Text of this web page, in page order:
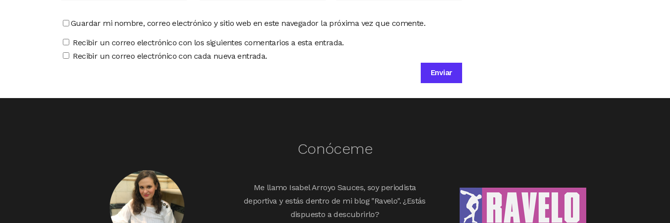
Guardar mi nombre, correo electrónico y sitio web en este navegador la próxima vez que comente.
Recibir un correo electrónico con los siguientes comentarios a esta entrada.
Recibir un correo electrónico con cada nueva entrada.
Conóceme
Me llamo Isabel Arroyo Sauces, soy periodista
deportiva y estás dentro de mi blog "Ravelo". ¿Estás
dispuesto a descubrirlo?